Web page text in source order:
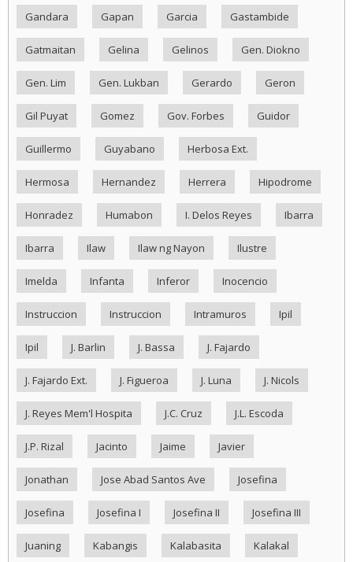
Gandara Gapan Garcia Gastambide
Gatmaitan Gelina Gelinos Gen. Diokno
Gen. Lim Gen. Lukban Gerardo Geron
Gil Puyat Gomez Gov. Forbes Guidor
Guillermo Guyabano Herbosa Ext.
Hermosa Hernandez Herrera Hipodrome
Honradez Humabon I. Delos Reyes Ibarra
Ibarra Ilaw Ilaw ng Nayon Ilustre
Imelda Infanta Inferor Inocencio
Instruccion Instruccion Intramuros Ipil
Ipil J. Barlin J. Bassa J. Fajardo
J. Fajardo Ext. J. Figueroa J. Luna J. Nicols
J. Reyes Mem'l Hospita J.C. Cruz J.L. Escoda
J.P. Rizal Jacinto Jaime Javier
Jonathan Jose Abad Santos Ave Josefina
Josefina Josefina I Josefina II Josefina III
Juaning Kabangis Kalabasita Kalakal